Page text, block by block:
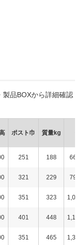
製品BOXから詳細確認
ポスト巾 質量kg
251 188
321 229
351 323
401 448
351 465